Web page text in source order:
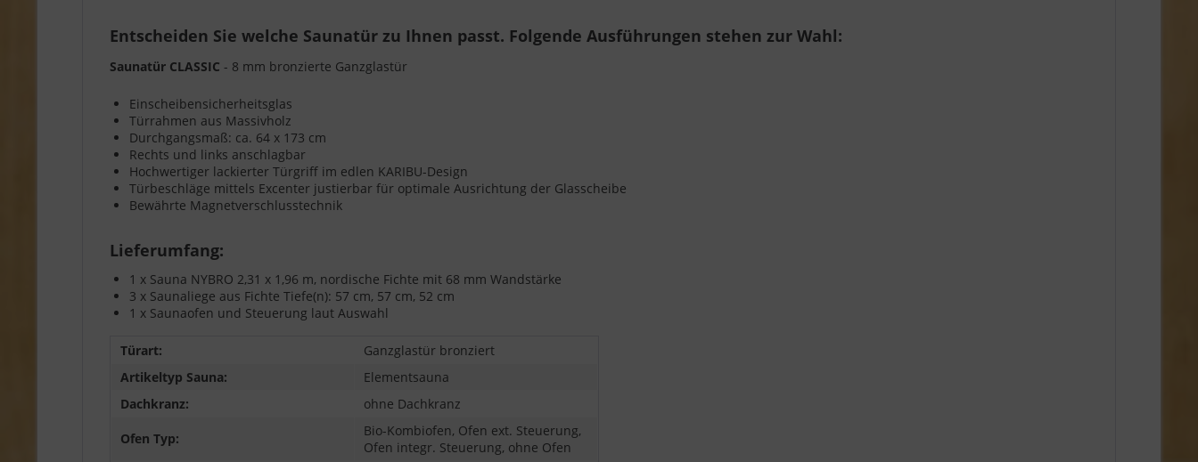
Entscheiden Sie welche Saunatür zu Ihnen passt. Folgende Ausführungen stehen zur Wahl:
Saunatür CLASSIC - 8 mm bronzierte Ganzglastür
Einscheibensicherheitsglas
Türrahmen aus Massivholz
Durchgangsmaß: ca. 64 x 173 cm
Rechts und links anschlagbar
Hochwertiger lackierter Türgriff im edlen KARIBU-Design
Türbeschläge mittels Excenter justierbar für optimale Ausrichtung der Glasscheibe
Bewährte Magnetverschlusstechnik
Lieferumfang:
1 x Sauna NYBRO 2,31 x 1,96 m, nordische Fichte mit 68 mm Wandstärke
3 x Saunaliege aus Fichte Tiefe(n): 57 cm, 57 cm, 52 cm
1 x Saunaofen und Steuerung laut Auswahl
Türart:
Ganzglastür bronziert
Artikeltyp Sauna:
Elementsauna
Dachkranz:
ohne Dachkranz
Ofen Typ:
Bio-Kombiofen, Ofen ext. Steuerung,
Ofen integr. Steuerung, ohne Ofen